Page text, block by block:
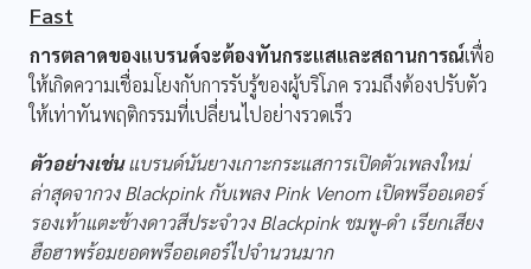
Fast
การตลาดของแบรนด์จะต้องทันกระแสและสถานการณ์เพื่อ
ให้เกิดความเชื่อมโยงกับการรับรู้ของผู้บริโภค รวมถึงต้องปรับตัว
ให้เท่าทันพฤติกรรมที่เปลี่ยนไปอย่างรวดเร็ว
ตัวอย่างเช่นแบรนด์นันยางเกาะกระแสการเปิดตัวเพลงใหม่
ล่าสุดจากวง Blackpink กับเพลง Pink Venom เปิดพรีออเดอร์
รองเท้าแตะช้างดาวสีประจำวง Blackpink ชมพู-ดำ เรียกเสียง
ฮือฮาพร้อมยอดพรีออเดอร์ไปจำนวนมาก